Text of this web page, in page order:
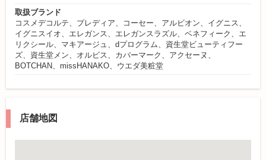
取扱ブランド
コスメデコルテ、プレディア、コーセー、アルビオン、イグニス、
イグニスイオ、エレガンス、エレガンスラズル、ベネフィーク、エ
リクシール、マキアージュ、dプログラム、資生堂ビューティフー
ズ、資生堂メン、オルビス、カバーマーク、アクセーヌ、
BOTCHAN、missHANAKO、ウエダ美粧堂
店舗地図